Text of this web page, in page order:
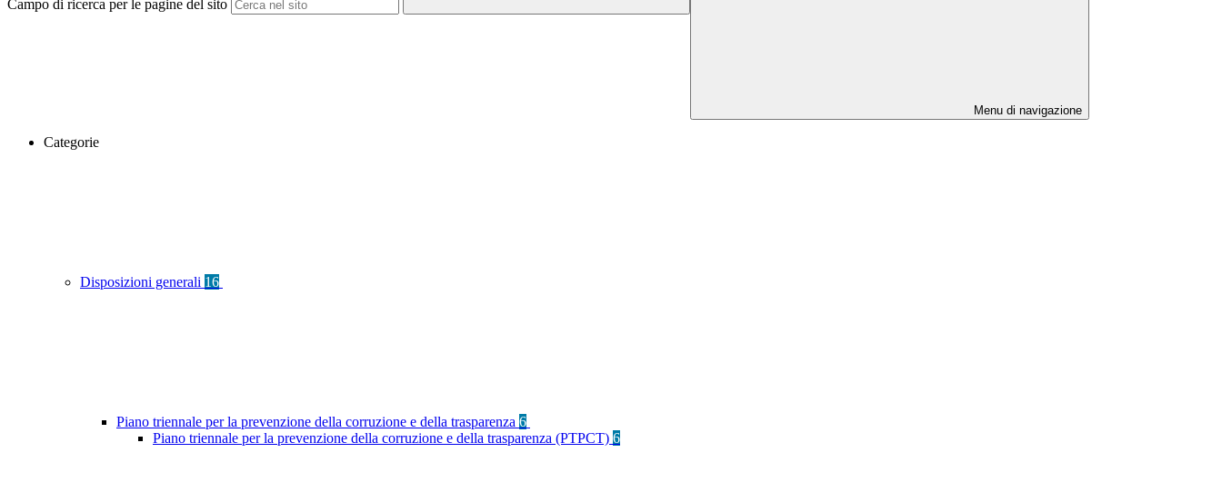
Campo di ricerca per le pagine del sito
Menu di navigazione
Categorie
Disposizioni generali 16
Piano triennale per la prevenzione della corruzione e della trasparenza 6
Piano triennale per la prevenzione della corruzione e della trasparenza (PTPCT) 6